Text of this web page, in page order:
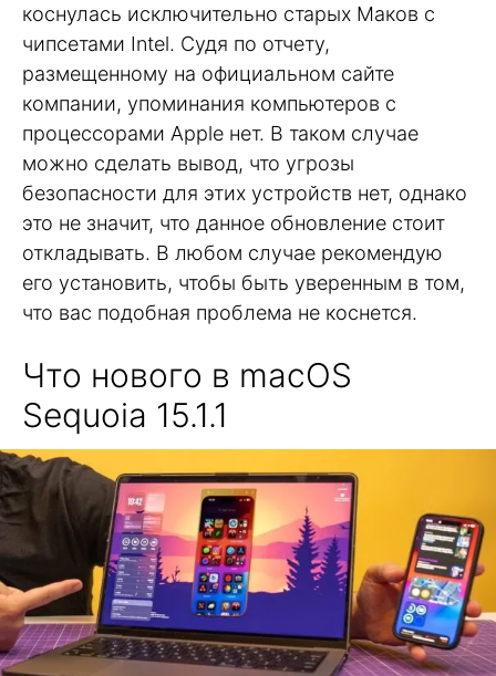
коснулась исключительно старых Маков с
чипсетами Intel. Судя по отчету,
размещенному на официальном сайте
компании, упоминания компьютеров с
процессорами Apple нет. В таком случае
можно сделать вывод, что угрозы
безопасности для этих устройств нет, однако
это не значит, что данное обновление стоит
откладывать. В любом случае рекомендую
его установить, чтобы быть уверенным в том,
что вас подобная проблема не коснется.
Что нового в macOS
Sequoia 15.1.1